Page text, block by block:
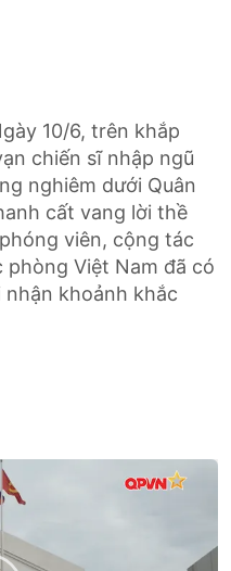
10/6, trên khắp
chiến sĩ nhập ngũ
nghiêm dưới Quân
cất vang lời thề
viên, cộng tác
phòng Việt Nam đã có
khoảnh khắc